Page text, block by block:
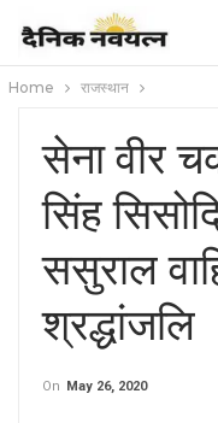
Home राजस्थान
सेना वीर
सिंह
ससुराल
श्रद्धांजलि
On May 26, 2020